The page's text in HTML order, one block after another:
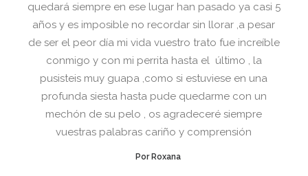
quedará siempre en ese lugar han pasado ya casi 5
años y es imposible no recordar sin llorar ,a pesar
de ser el peor día mi vida vuestro trato fue increíble
conmigo y con mi perrita hasta el último , la
pusisteis muy guapa ,como si estuviese en una
profunda siesta hasta pude quedarme con un
mechón de su pelo , os agradeceré siempre
vuestras palabras cariño y comprensión
Por Roxana